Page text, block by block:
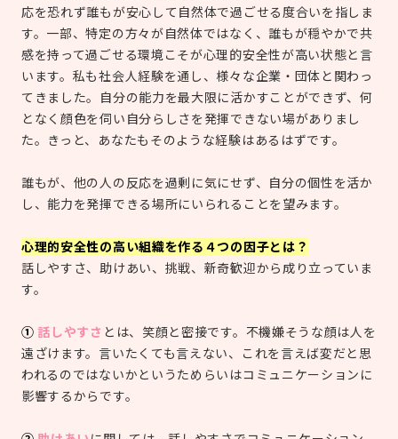
応を恐れず誰もが安心して自然体で過ごせる度合いを指しま
す。一部、特定の方々が自然体ではなく、誰もが穏やかで共
感を持って過ごせる環境こそが心理的安全性が高い状態と言
います。私も社会人経験を通し、様々な企業・団体と関わっ
てきました。自分の能力を最大限に活かすことができず、何
となく顔色を伺い自分らしさを発揮できない場がありまし
た。きっと、あなたもそのような経験はあるはずです。
誰もが、他の人の反応を過剰に気にせず、自分の個性を活か
し、能力を発揮できる場所にいられることを望みます。
心理的安全性の高い組織を作る４つの因子とは？
話しやすさ、助けあい、挑戦、新奇歓迎から成り立っていま
す。
① 話しやすさ とは、笑顔と密接です。不機嫌そうな顔は人を
遠ざけます。言いたくても言えない、これを言えば変だと思
われるのではないかというためらいはコミュニケーションに
影響するからです。